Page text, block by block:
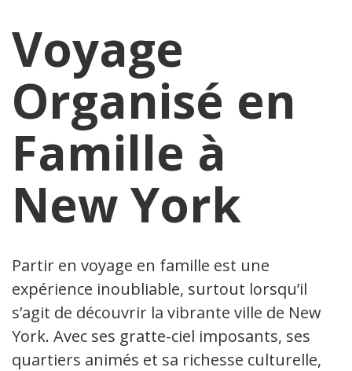
Voyage
Organisé en
Famille à
New York
Partir en voyage en famille est une
expérience inoubliable, surtout lorsqu’il
s’agit de découvrir la vibrante ville de New
York. Avec ses gratte-ciel imposants, ses
quartiers animés et sa richesse culturelle,